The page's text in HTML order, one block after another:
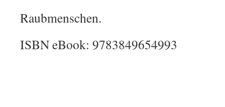
Raubmenschen.
ISBN eBook: 9783849654993